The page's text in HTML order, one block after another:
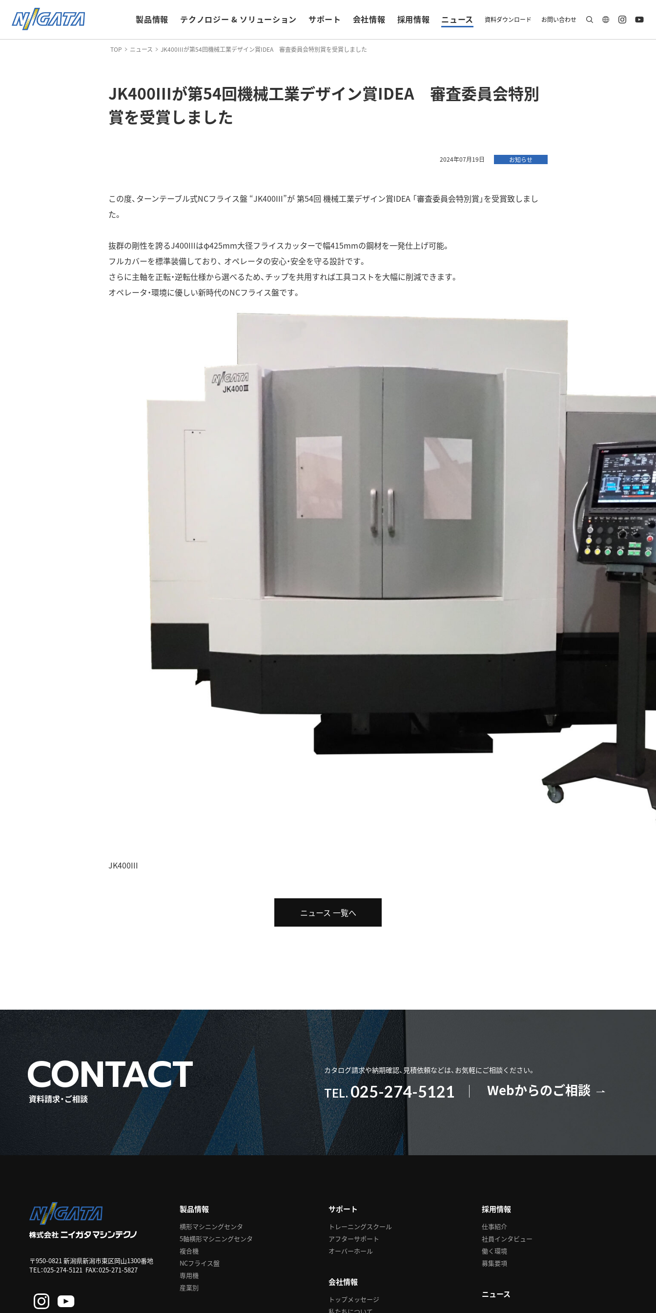
製品情報 テクノロジー & ソリューション サポート 会社情報 採用情報 ニュース 資料ダウンロード お問い合わせ
TOP ニュース JK400IIIが第54回機械工業デザイン賞IDEA 審査委員会特別賞を受賞しました
JK400IIIが第54回機械工業デザイン賞IDEA 審査委員会特別
賞を受賞しました
2024年07月19日 お知らせ
この度、ターンテーブル式NCフライス盤 “JK400III”が 第54回 機械工業デザイン賞IDEA 「審査委員会特別賞」を受賞致しまし
た。
抜群の剛性を誇るJ400IIIはφ425mm大径フライスカッターで幅415mmの鋼材を一発仕上げ可能。
フルカバーを標準装備しており、 オペレータの安心・安全を守る設計です。
さらに主軸を正転・逆転仕様から選べるため、チップを共用すれば工具コストを大幅に削減できます。
オペレータ・環境に優しい新時代のNCフライス盤です。
JK400III
ニュース 一覧へ
資料請求・ご相談
カタログ請求や納期確認、見積依頼などは、お気軽にご相談ください。
TEL.025-274-5121 Webからのご相談
〒950-0821 新潟県新潟市東区岡山1300番地
TEL：025-274-5121 FAX：025-271-5827
製品情報
横形マシニングセンタ
5軸横形マシニングセンタ
複合機
NCフライス盤
専用機
産業別
サポート
トレーニングスクール
アフターサポート
オーバーホール
会社情報
トップメッセージ
採用情報
仕事紹介
社員インタビュー
働く環境
募集要項
ニュース